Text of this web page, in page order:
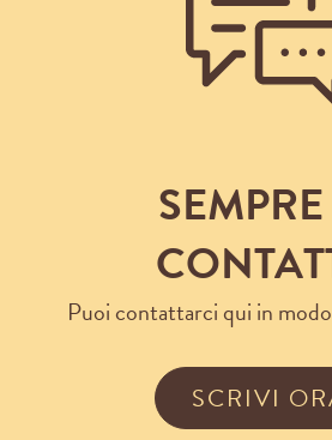
Puoi contattarci qui in
SCRIVI